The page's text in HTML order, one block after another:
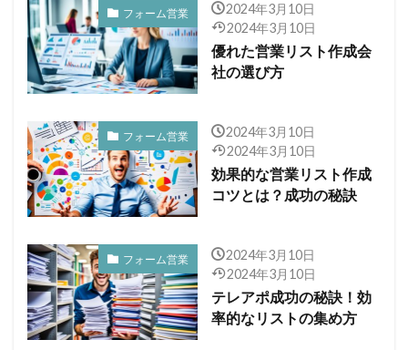
フォーム営業
2024年3月10日
2024年3月10日
優れた営業リスト作成会
社の選び方
フォーム営業
2024年3月10日
2024年3月10日
効果的な営業リスト作成
コツとは？成功の秘訣
フォーム営業
2024年3月10日
2024年3月10日
テレアポ成功の秘訣！効
率的なリストの集め方